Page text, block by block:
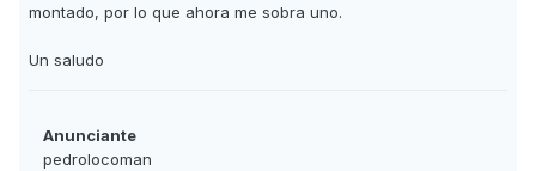
montado, por lo que ahora me sobra uno.
Un saludo
Anunciante
pedrolocoman